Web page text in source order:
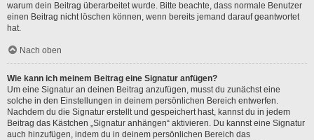
warum dein Beitrag überarbeitet wurde. Bitte beachte, dass normale Benutzer
einen Beitrag nicht löschen können, wenn bereits jemand darauf geantwortet
hat.
Nach oben
Wie kann ich meinem Beitrag eine Signatur anfügen?
Um eine Signatur an deinen Beitrag anzufügen, musst du zunächst eine
solche in den Einstellungen in deinem persönlichen Bereich entwerfen.
Nachdem du die Signatur erstellt und gespeichert hast, kannst du in jedem
Beitrag das Kästchen „Signatur anhängen“ aktivieren. Du kannst eine Signatur
auch hinzufügen, indem du in deinem persönlichen Bereich das